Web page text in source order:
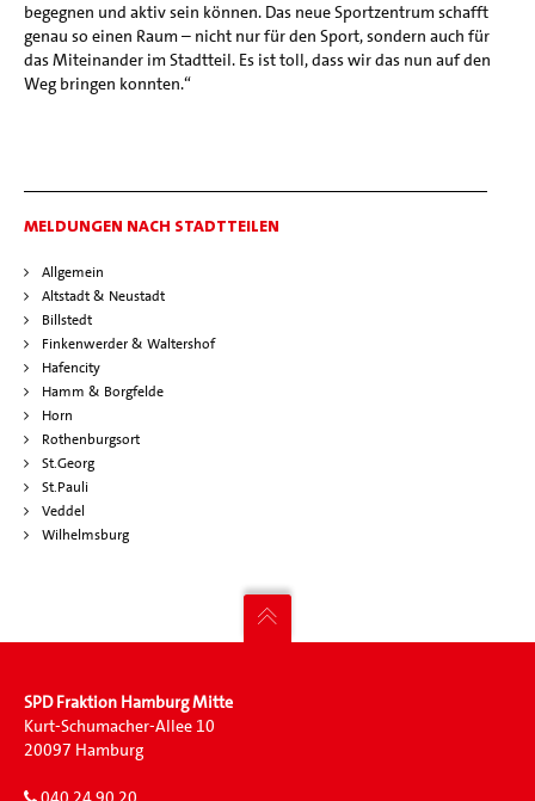
begegnen und aktiv sein können. Das neue Sportzentrum schafft
genau so einen Raum – nicht nur für den Sport, sondern auch für
das Miteinander im Stadtteil. Es ist toll, dass wir das nun auf den
Weg bringen konnten.“
MELDUNGEN NACH STADTTEILEN
Allgemein
Altstadt & Neustadt
Billstedt
Finkenwerder & Waltershof
Hafencity
Hamm & Borgfelde
Horn
Rothenburgsort
St.Georg
St.Pauli
Veddel
Wilhelmsburg
SPD Fraktion Hamburg Mitte
Kurt-Schumacher-Allee 10
20097 Hamburg